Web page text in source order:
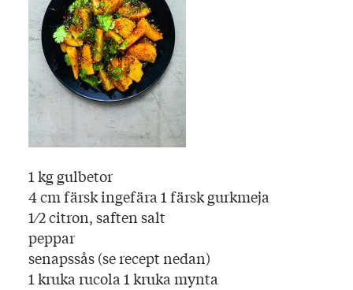
1 kg gulbetor
4 cm färsk ingefära 1 färsk gurkmeja
1⁄2 citron, saften salt
peppar
senapssås (se recept nedan)
1 kruka rucola 1 kruka mynta